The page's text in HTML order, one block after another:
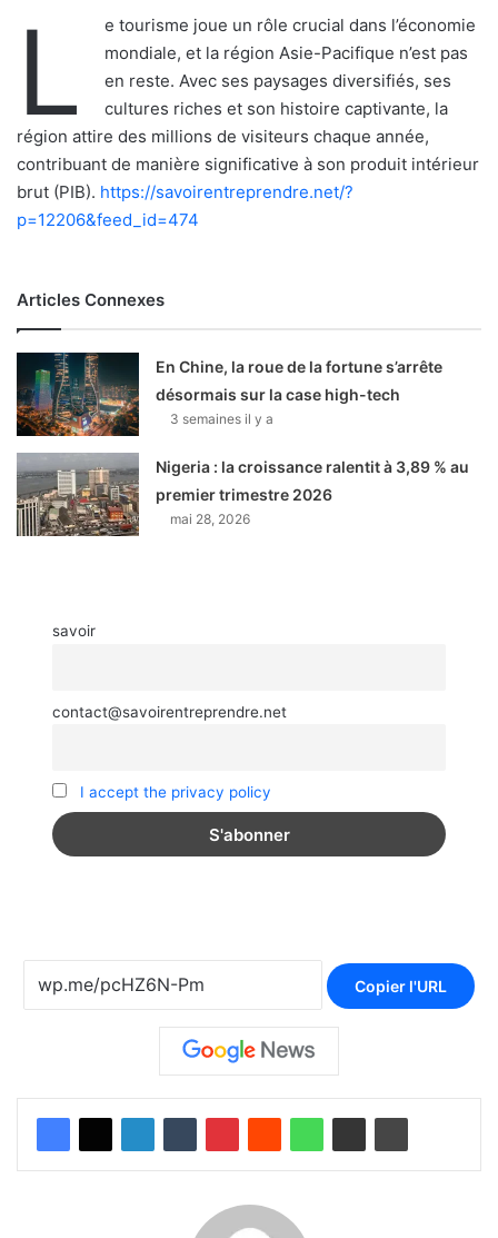
L
e tourisme joue un rôle crucial dans l’économie
mondiale, et la région Asie-Pacifique n’est pas
en reste. Avec ses paysages diversifiés, ses
cultures riches et son histoire captivante, la
région attire des millions de visiteurs chaque année,
contribuant de manière significative à son produit intérieur
brut (PIB). https://savoirentreprendre.net/?
p=12206&feed_id=474
Articles Connexes
En Chine, la roue de la fortune s’arrête
désormais sur la case high-tech
3 semaines il y a
Nigeria : la croissance ralentit à 3,89 % au
premier trimestre 2026
mai 28, 2026
savoir
contact@savoirentreprendre.net
I accept the privacy policy
Copier l'URL